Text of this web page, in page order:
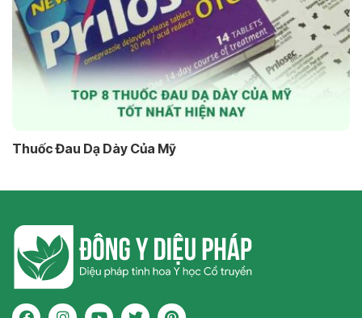
Thuốc Đau Dạ Dày Của Mỹ